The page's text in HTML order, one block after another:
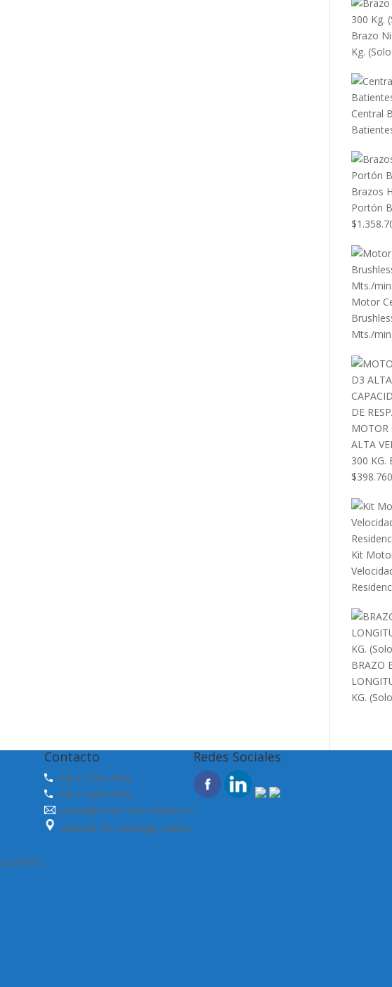
Brazo
Kg.
Central
Brazos
Portón
$
Motor
Mts./min.
MOTOR
ALTA
300 KG.
$398.760
Kit
BRAZO
KG.
Contacto
+56 9 7745 4962
+56 9 3665 0539
ventas@servitcom-robotica.cl
Libertad 450 Santiago centro.
Redes Sociales